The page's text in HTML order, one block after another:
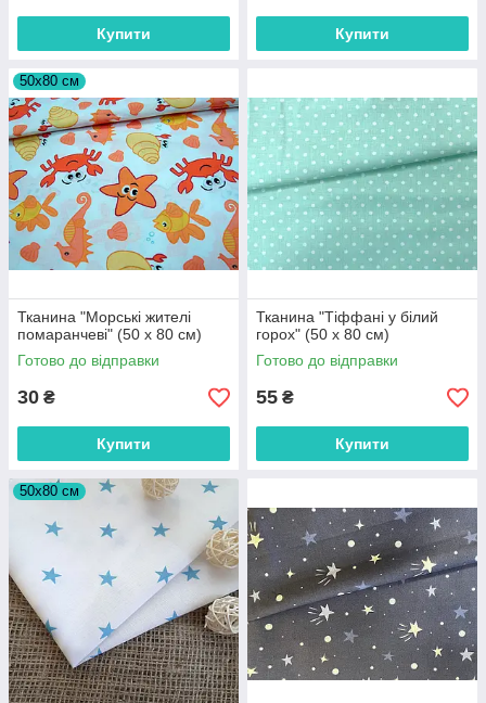
Купити Купити
50х80 см
Тканина "Морські жителі
помаранчеві" (50 х 80 см)
Готово до відправки
30 ₴
Купити
Тканина "Тіффані у білий
горох" (50 х 80 см)
Готово до відправки
55 ₴
Купити
50х80 см